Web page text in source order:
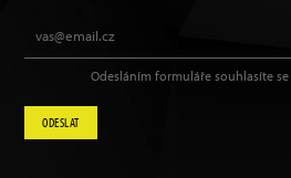
Odesláním formuláře souhlasíte se
ODESLAT